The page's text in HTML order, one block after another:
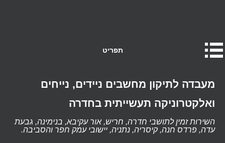
תפריט
מעבדה לתיקון מחשבים ניידים, נייחים
ואלקטרוניקה תעשייתית בחדרה
השירות זמין לתושבי חדרה, חריש, אור עקיבא, בנימינה, גבעת
עדה, פרדס חנה, קיסריה, נתניה, יישובי עמק חפר והסביבה.